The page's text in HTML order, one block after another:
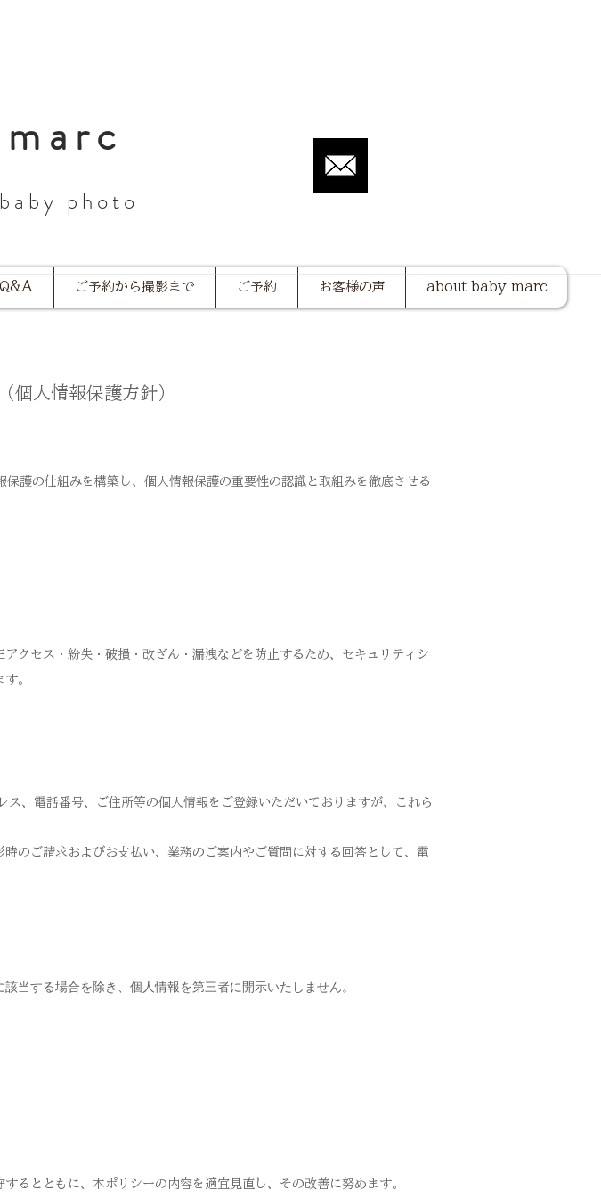
photo
Q&A ご予約から撮影まで ご予約 お客様の声 about baby marc
個人情報保護方針）
護の仕組みを構築し、個人情報保護の重要性の認識と取組みを徹底させる
クセス・紛失・破損・改ざん・漏洩などを防止するため、セキュリティシ
。
、電話番号、ご住所等の個人情報をご登録いただいておりますが、これら
のご請求およびお支払い、業務のご案内やご質問に対する回答として、電
当する場合を除き、個人情報を第三者に開示いたしません。
るとともに、本ポリシーの内容を適宜見直し、その改善に努めます。